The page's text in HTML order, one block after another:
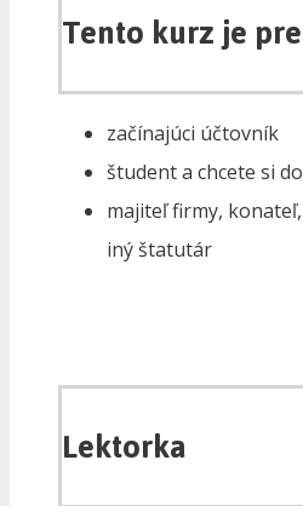
Tento kurz je
začínajúci účtovník
študent a chcete si
majiteľ firmy,
iný štatutár
Lektorka